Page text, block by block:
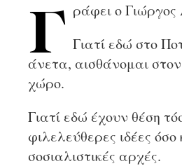
Γ ράφει ο
Γιατί εδώ στο
άνετα, αισθάνομαι
χώρο.
Γιατί εδώ έχουν θέση
φιλελεύθερες ιδέες όσο
σοσιαλιστικές αρχές.